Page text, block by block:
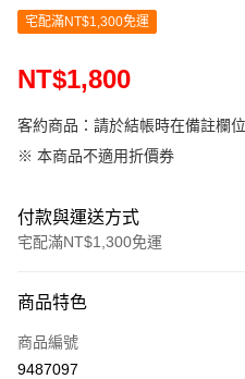
宅配滿NT$1,300免運
NT$1,800
客約商品：請於結帳時在備註欄
※ 本商品不適用折價券
付款與運送方式
宅配滿NT$1,300免運
信用卡一次付款
LINE Pay
商品特色
商品編號
9487097